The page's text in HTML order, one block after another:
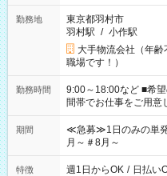
勤務地
東京都羽村市
羽村駅 / 小作駅
大手物流会社（年
職場です！）
勤務時間
9:00～18:00など ■希望の時間
間帯でお仕事をご用意
17:00～22:00 13:00～
期間
≪急募≫1日のみの単
月～＃8月～
特徴 週1日からOK / 日払い